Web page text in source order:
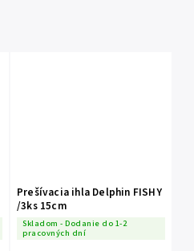
Prešívacia ihla Delphin FISHY
/3ks 15cm
Skladom - Dodanie do 1-2
pracovných dní